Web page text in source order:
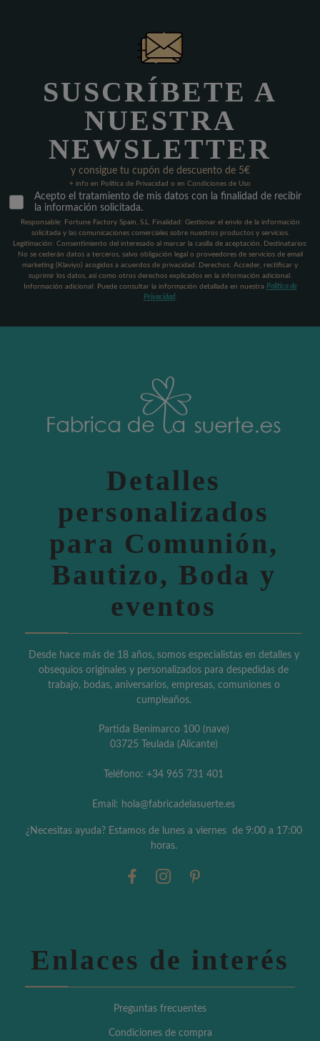
SUSCRÍBETE A
NUESTRA
NEWSLETTER
y consigue tu cupón de descuento de 5€
+ info en Política de Privacidad o en Condiciones de Uso
Acepto el tratamiento de mis datos con la finalidad de recibir
la información solicitada.
Responsable: Fortune Factory Spain, S.L. Finalidad: Gestionar el envío de la información
solicitada y las comunicaciones comerciales sobre nuestros productos y servicios.
Legitimación: Consentimiento del interesado al marcar la casilla de aceptación. Destinatarios:
No se cederán datos a terceros, salvo obligación legal o proveedores de servicios de email
marketing (Klaviyo) acogidos a acuerdos de privacidad. Derechos: Acceder, rectificar y
suprimir los datos, así como otros derechos explicados en la información adicional.
Información adicional: Puede consultar la información detallada en nuestra Política de
Privacidad
Detalles
personalizados
para Comunión,
Bautizo, Boda y
eventos
Desde hace más de 18 años, somos especialistas en detalles y
obsequios originales y personalizados para despedidas de
trabajo, bodas, aniversarios, empresas, comuniones o
cumpleaños.
Partida Benimarco 100 (nave)
03725 Teulada (Alicante)
Teléfono: +34 965 731 401
Email: hola@fabricadelasuerte.es
¿Necesitas ayuda? Estamos de lunes a viernes de 9:00 a 17:00
horas.
Enlaces de interés
Preguntas frecuentes
Condiciones de compra